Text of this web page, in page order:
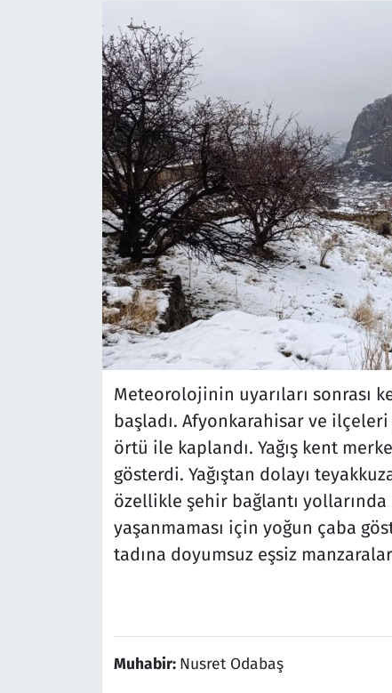
Meteorolojinin uyarıları sonrası
başladı. Afyonkarahisar ve ilçeleri
örtü ile kaplandı. Yağış kent
gösterdi. Yağıştan dolayı
özellikle şehir bağlantı
yaşanmaması için yoğun çaba
tadına doyumsuz eşsiz
Muhabir: Nusret Odabaş
Televizyon